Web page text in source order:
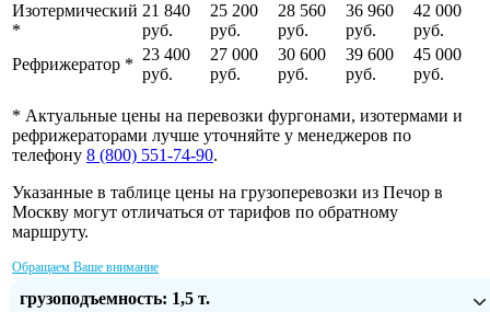
Изотермический
*
21 840
руб.
25 200
руб.
28 560
руб.
36 960
руб.
42 000
руб.
Рефрижератор *
23 400
руб.
27 000
руб.
30 600
руб.
39 600
руб.
45 000
руб.
* Актуальные цены на перевозки фургонами, изотермами и
рефрижераторами лучше уточняйте у менеджеров по
телефону 8 (800) 551-74-90.
Указанные в таблице цены на грузоперевозки из Печор в
Москву могут отличаться от тарифов по обратному
маршруту.
Обращаем Ваше внимание
грузоподъемность: 1,5 т.